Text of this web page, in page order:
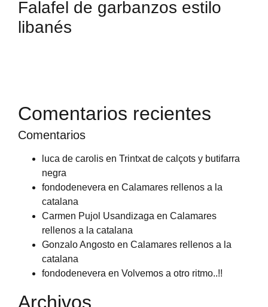
Falafel de garbanzos estilo
libanés
Comentarios recientes
Comentarios
luca de carolis en Trintxat de calçots y butifarra
negra
fondodenevera en Calamares rellenos a la
catalana
Carmen Pujol Usandizaga en Calamares
rellenos a la catalana
Gonzalo Angosto en Calamares rellenos a la
catalana
fondodenevera en Volvemos a otro ritmo..!!
Archivos